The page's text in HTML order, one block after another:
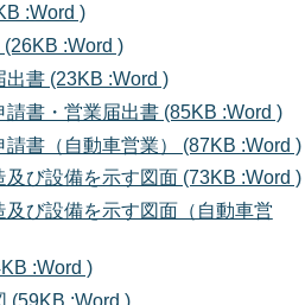
:Word )
:Word )
書 (23KB :Word )
請書・営業届出書 (85KB :Word )
請書（自動車営業） (87KB :Word )
及び設備を示す図面 (73KB :Word )
及び設備を示す図面（自動車営
:Word )